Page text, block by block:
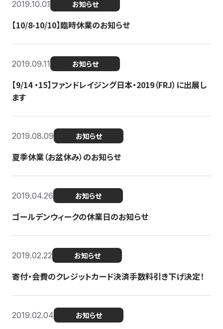
2019.10.01 お知らせ
【10/8-10/10】臨時休業のお知らせ
2019.09.11 お知らせ
【9/14 ・15】ファンドレイジング日本・2019（FRJ）に出展し
ます
2019.08.09 お知らせ
夏季休業（お盆休み）のお知らせ
2019.04.26 お知らせ
ゴールデンウィークの休業日のお知らせ
2019.02.22 お知らせ
寄付・会費のクレジットカード決済手数料引き下げ決定！
2019.02.04 お知らせ